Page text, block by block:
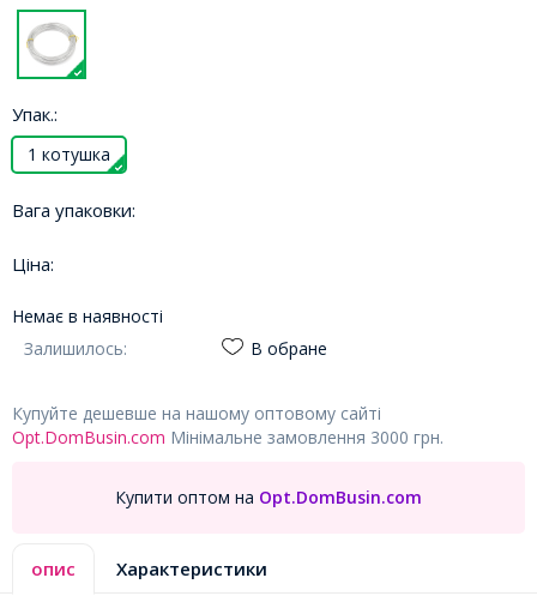
Упак.:
1 котушка
Вага упаковки:
Ціна:
Немає в наявності
Залишилось:
В обране
Купуйте дешевше на нашому оптовому сайті
Opt.DomBusin.com Мінімальне замовлення 3000 грн.
Купити оптом на Opt.DomBusin.com
опис Характеристики